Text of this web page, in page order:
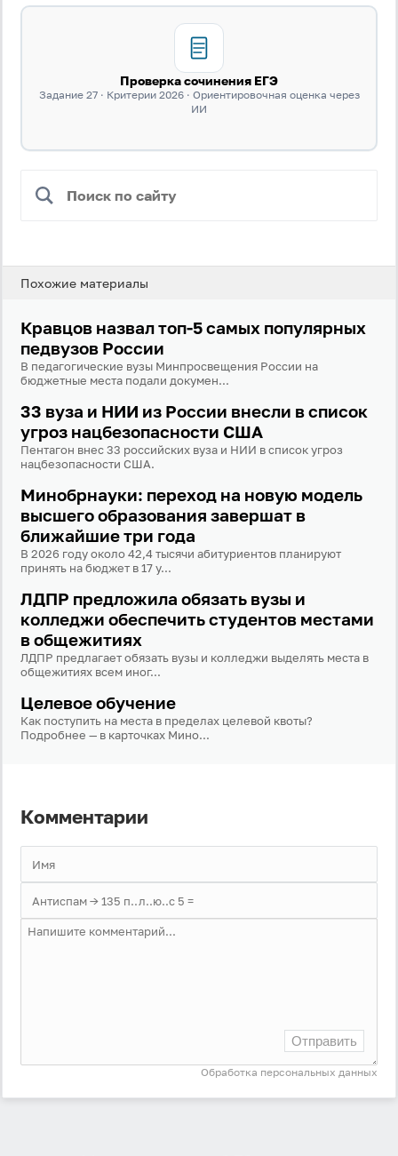
Проверка сочинения ЕГЭ
Задание 27 · Критерии 2026 · Ориентировочная оценка через
ИИ
Похожие материалы
Кравцов назвал топ-5 самых популярных
педвузов России
В педагогические вузы Минпросвещения России на
бюджетные места подали докумен...
33 вуза и НИИ из России внесли в список
угроз нацбезопасности США
Пентагон внес 33 российских вуза и НИИ в список угроз
нацбезопасности США.
Минобрнауки: переход на новую модель
высшего образования завершат в
ближайшие три года
В 2026 году около 42,4 тысячи абитуриентов планируют
принять на бюджет в 17 у...
ЛДПР предложила обязать вузы и
колледжи обеспечить студентов местами
в общежитиях
ЛДПР предлагает обязать вузы и колледжи выделять места в
общежитиях всем иног...
Целевое обучение
Как поступить на места в пределах целевой квоты?
Подробнее — в карточках Мино...
Комментарии
Отправить
Обработка персональных данных